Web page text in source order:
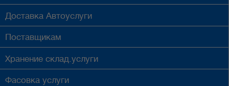
Доставка Автоуслуги
Поставщикам
Хранение склад.услуги
Фасовка услуги